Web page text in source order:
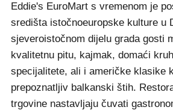
Eddie's EuroMart s vremenom je
središta istočnoeuropske kulture u
sjeveroistočnom dijelu grada gosti
kvalitetnu pitu, kajmak, domaći
specijalitete, ali i američke klasike
prepoznatljiv balkanski štih.
trgovine nastavljaju čuvati